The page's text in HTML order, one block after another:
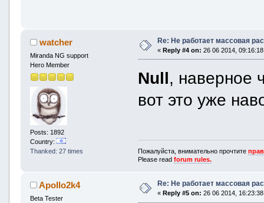
watcher
Miranda NG support
Hero Member
Posts: 1892
Country:
Thanked: 27 times
Re: Не работает массовая
« Reply #4 on: 26 06 2014,
Null, наверное
вот это уже
Пожалуйста, внимательно прочтите
Please readforum rules.
Apollo2k4
Beta Tester
Re: Не работает массовая
« Reply #5 on: 26 06 2014,